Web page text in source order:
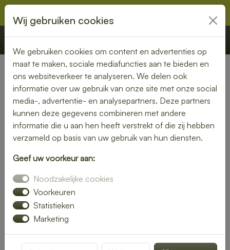
€ 0,00 Offerte Bestellen
Nederland» Ammerzoden
Lunch bezorgen in
Ammerzoden – vers en snel
bij jou thuis of op kantoor
bezorgen in Ammerzoden en geniet van verse, smaakvolle
gerechten. Of je nu kiest voor een rijk belegd broodje, een
frisse salade of een warme maaltijd – wij bezorgen het bij
jou op locatie.
Plaats je bestelling online en geniet zonder zorgen van een
Wij gebruiken cookies
We gebruiken cookies om content en advertenties op
maat te maken, sociale mediafuncties aan te bieden en
ons websiteverkeer te analyseren. We delen ook
informatie over uw gebruik van onze site met onze social
media-, advertentie- en analysepartners. Deze partners
kunnen deze gegevens combineren met andere
informatie die u aan hen heeft verstrekt of die zij hebben
verzameld op basis van uw gebruik van hun diensten.
Geef uw voorkeur aan:
Noodzakelijke cookies
Voorkeuren
Statistieken
Marketing